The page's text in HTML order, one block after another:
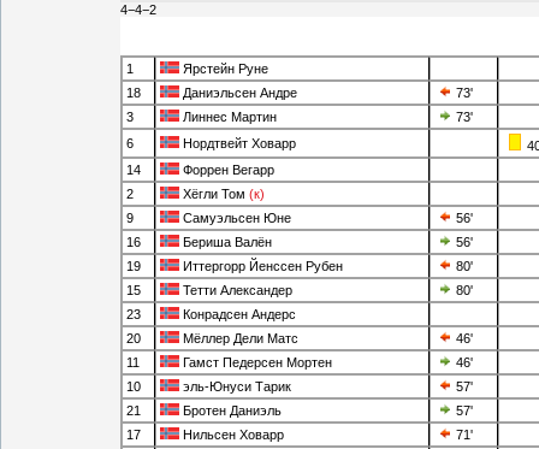
4−4−2
1
Ярстейн Руне
18
Даниэльсен Андре
73'
3
Линнес Мартин
73'
6
Нордтвейт Ховарр
14
Форрен Вегарр
2
Хёгли Том (к)
9
Самуэльсен Юне
56'
16
Бериша Валён
56'
19
Иттергорр Йенссен Рубен
80'
15
Тетти Александер
80'
23
Конрадсен Андерс
20
Мёллер Дели Матс
46'
11
Гамст Педерсен Мортен
46'
10
эль-Юнуси Тарик
57'
21
Бротен Даниэль
57'
17
Нильсен Ховарр
71'